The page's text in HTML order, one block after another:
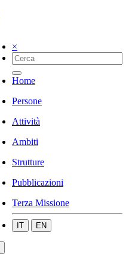
×
Home
Persone
Attività
Ambiti
Strutture
Pubblicazioni
Terza Missione
IT EN